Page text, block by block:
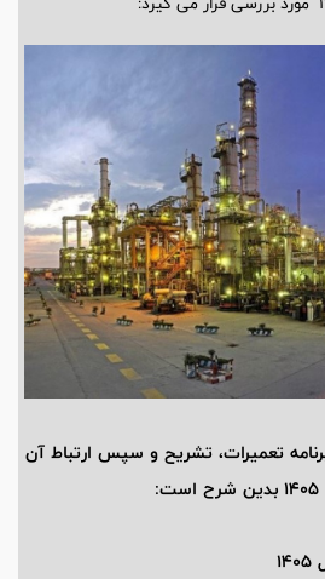
تعمیرات، تشریح و سپس ارتباط آن